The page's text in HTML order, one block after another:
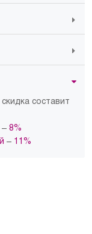
скидка составит
– 8%
– 11%